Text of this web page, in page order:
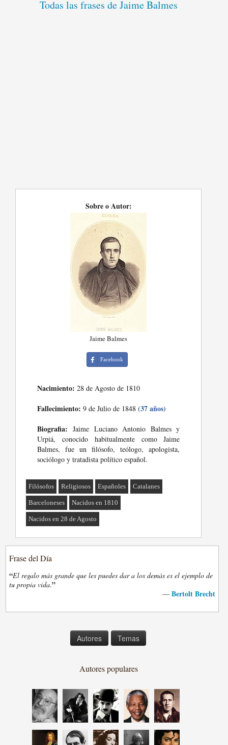
Todas las frases de Jaime Balmes
Sobre o Autor:
Jaime Balmes
Facebook
Nacimiento: 28 de Agosto de 1810
Fallecimiento: 9 de Julio de 1848(37 años)
Biografia: Jaime Luciano Antonio Balmes y
Urpiá, conocido habitualmente como Jaime
Balmes, fue un filósofo, teólogo, apologista,
sociólogo y tratadista político español.
Filósofos Religiosos Españoles Catalanes
Barceloneses Nacidos en 1810
Nacidos en 28 de Agosto
Frase del Día
“El regalo más grande que les puedes dar a los demás es el ejemplo de
tu propia vida.”
— Bertolt Brecht
Autores Temas
Autores populares